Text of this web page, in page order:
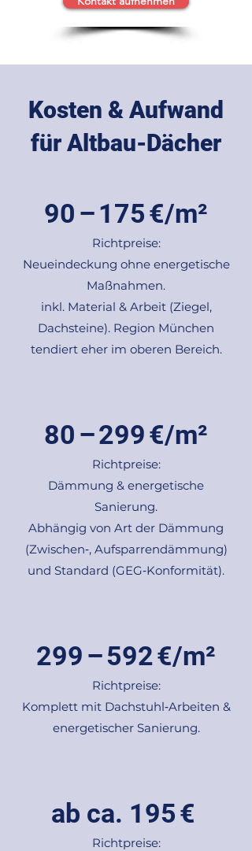
Kosten & Aufwand
für Altbau-Dächer
90 – 175 €/m²
Richtpreise:
Neueindeckung ohne energetische
Maßnahmen.
inkl. Material & Arbeit (Ziegel,
Dachsteine). Region München
tendiert eher im oberen Bereich.
80 – 299 €/m²
Richtpreise:
Dämmung & energetische
Sanierung.
Abhängig von Art der Dämmung
(Zwischen‑, Aufsparrendämmung)
und Standard (GEG‑Konformität).
299 – 592 €/m²
Richtpreise:
Komplett mit Dachstuhl‑Arbeiten &
energetischer Sanierung.
ab ca. 195 €
Richtpreise: